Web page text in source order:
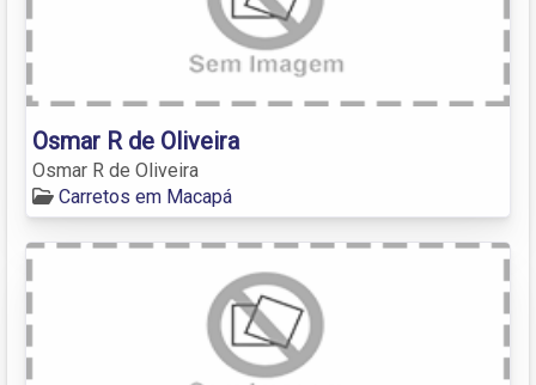
Osmar R de Oliveira
Osmar R de Oliveira
Carretos em Macapá